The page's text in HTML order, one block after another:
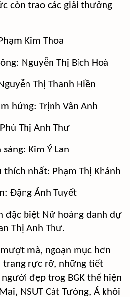
còn trao các giải thưởng
Kim Thoa
Nguyễn Thị Bích Hoà
Thị Thanh Hiền
hứng: Trịnh Vân Anh
Thị Anh Thư
Kim Ý Lan
nhất: Phạm Thị Khánh
Đặng Ánh Tuyết
đặc biệt Nữ hoàng danh dự
Thị Anh Thư.
mà, ngoạn mục hơn
rực rỡ, những tiết
đẹp trog BGK thể hiện
NSUT Cát Tường, Á khôi